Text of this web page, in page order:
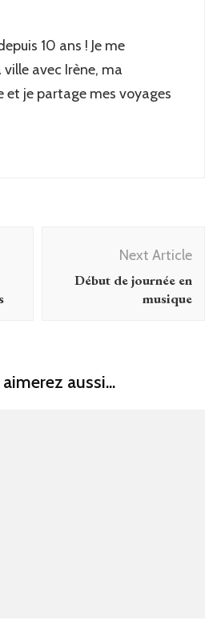
10 ans ! Je me
avec Irène, ma
et je partage mes voyages
Next Article
Début de journée en
musique
aussi...